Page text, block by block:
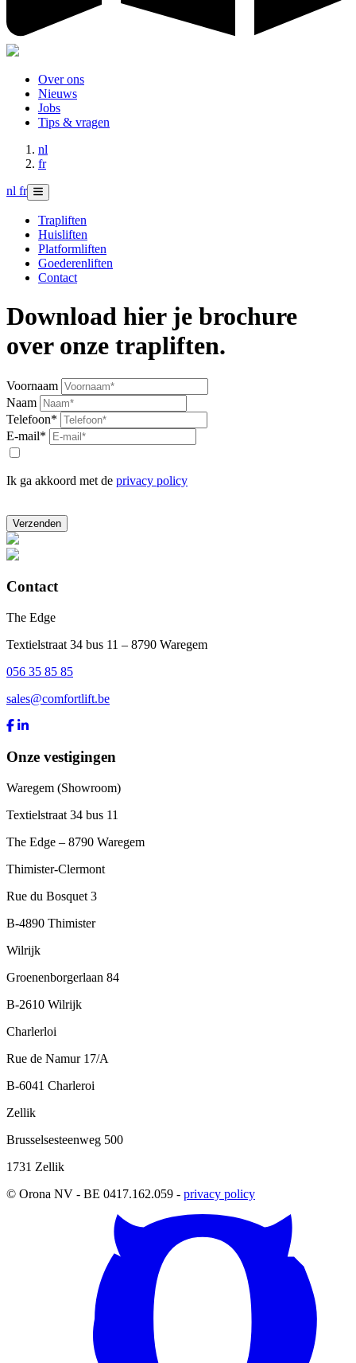
Over ons
Nieuws
Jobs
Tips & vragen
nl
fr
nl fr
Trapliften
Huisliften
Platformliften
Goederenliften
Contact
Download hier je brochure
over onze trapliften.
Voornaam
Naam
Telefoon*
E-mail*
Ik ga akkoord met de privacy policy
Verzenden
Contact
The Edge
Textielstraat 34 bus 11 – 8790 Waregem
056 35 85 85
sales@comfortlift.be
Onze vestigingen
Waregem (Showroom)
Textielstraat 34 bus 11
The Edge – 8790 Waregem
Thimister-Clermont
Rue du Bosquet 3
B-4890 Thimister
Wilrijk
Groenenborgerlaan 84
B-2610 Wilrijk
Charlerloi
Rue de Namur 17/A
B-6041 Charleroi
Zellik
Brusselsesteenweg 500
1731 Zellik
© Orona NV - BE 0417.162.059 - privacy policy